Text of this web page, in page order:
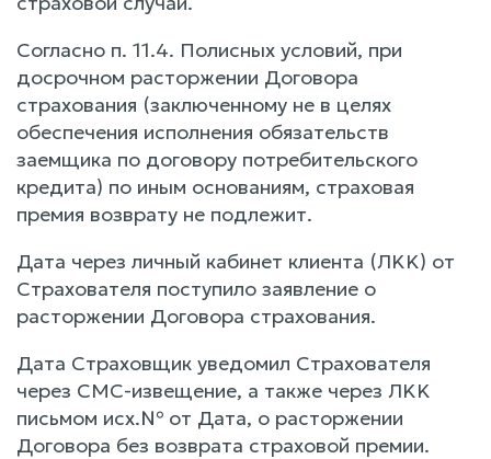
Согласно п. 11.4. Полисных условий, при
досрочном расторжении Договора
страхования (заключенному не в целях
обеспечения исполнения обязательств
заемщика по договору потребительского
кредита) по иным основаниям, страховая
премия возврату не подлежит.
Дата через личный кабинет клиента (ЛKK) от
Страхователя поступило заявление о
расторжении Договора страхования.
Дата Страховщик уведомил Страхователя
через СМС-извещение, а также через ЛKK
письмом исх.№ от Дата, о расторжении
Договора без возврата страховой премии.